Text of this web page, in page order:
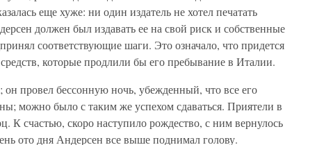
еще хуже: ни один издатель не хотел печатать
должен был издавать ее на свой риск и собственные
соответствующие шаги. Это означало, что придется
которые продлили бы его пребывание в Италии.
провел бессонную ночь, убежденный, что все его
можно было с таким же успехом сдаваться. Приятели в
К счастью, скоро наступило рождество, с ним вернулось
ото дня Андерсен все выше поднимал голову.